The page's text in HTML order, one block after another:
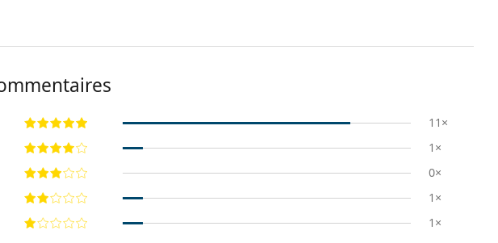
11×
1×
0×
1×
1×